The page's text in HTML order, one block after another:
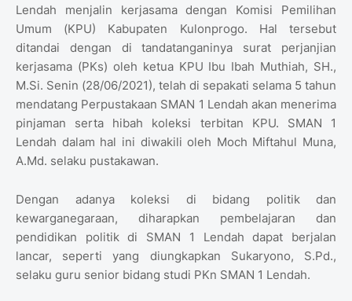
Lendah menjalin kerjasama dengan Komisi Pemilihan
Umum (KPU) Kabupaten Kulonprogo. Hal tersebut
ditandai dengan di tandatanganinya surat perjanjian
kerjasama (PKs) oleh ketua KPU Ibu Ibah Muthiah, SH.,
M.Si. Senin (28/06/2021), telah di sepakati selama 5 tahun
mendatang Perpustakaan SMAN 1 Lendah akan menerima
pinjaman serta hibah koleksi terbitan KPU. SMAN 1
Lendah dalam hal ini diwakili oleh Moch Miftahul Muna,
A.Md. selaku pustakawan.
Dengan adanya koleksi di bidang politik dan
kewarganegaraan, diharapkan pembelajaran dan
pendidikan politik di SMAN 1 Lendah dapat berjalan
lancar, seperti yang diungkapkan Sukaryono, S.Pd.,
selaku guru senior bidang studi PKn SMAN 1 Lendah.